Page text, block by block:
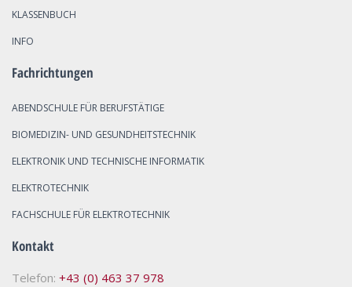
KLASSENBUCH
INFO
Fachrichtungen
ABENDSCHULE FÜR BERUFSTÄTIGE
BIOMEDIZIN- UND GESUNDHEITSTECHNIK
ELEKTRONIK UND TECHNISCHE INFORMATIK
ELEKTROTECHNIK
FACHSCHULE FÜR ELEKTROTECHNIK
Kontakt
Telefon: +43 (0) 463 37 978